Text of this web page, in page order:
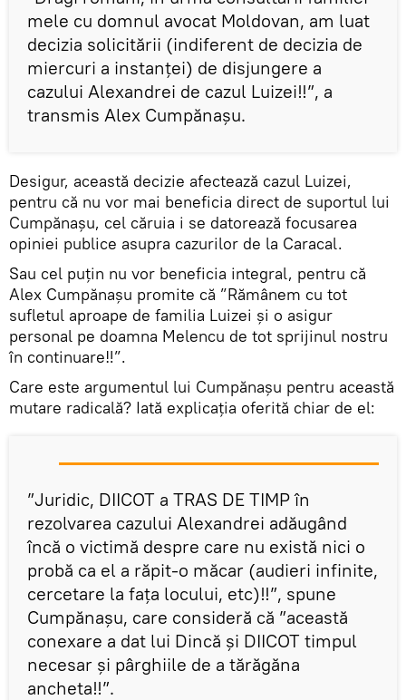
mele cu domnul avocat Moldovan, am luat
decizia solicitării (indiferent de decizia de
miercuri a instanței) de disjungere a
cazului Alexandrei de cazul Luizei‼”, a
transmis Alex Cumpănașu.
Desigur, această decizie afectează cazul Luizei,
pentru că nu vor mai beneficia direct de suportul lui
Cumpănașu, cel căruia i se datorează focusarea
opiniei publice asupra cazurilor de la Caracal.
Sau cel puțin nu vor beneficia integral, pentru că
Alex Cumpănașu promite că ”Rămânem cu tot
sufletul aproape de familia Luizei și o asigur
personal pe doamna Melencu de tot sprijinul nostru
în continuare‼️”.
Care este argumentul lui Cumpănașu pentru această
mutare radicală? Iată explicația oferită chiar de el:
”Juridic, DIICOT a TRAS DE TIMP în
rezolvarea cazului Alexandrei adăugând
încă o victimă despre care nu există nici o
probă ca el a răpit-o măcar (audieri infinite,
cercetare la fața locului, etc)‼️”, spune
Cumpănașu, care consideră că ”această
conexare a dat lui Dincă și DIICOT timpul
necesar și pârghiile de a tărăgăna
ancheta‼️”.